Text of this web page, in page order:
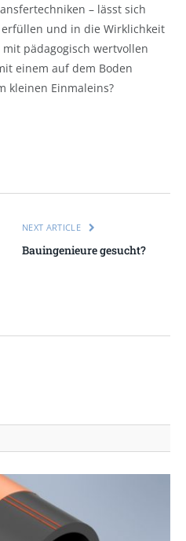
– lässt sich
und in die Wirklichkeit
pädagogisch wertvollen
einem auf dem Boden
kleinen Einmaleins?
NEXT ARTICLE
Bauingenieure gesucht?